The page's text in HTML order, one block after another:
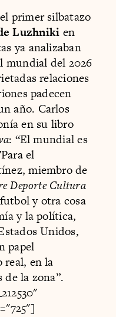
primer silbatazo
Luzhniki en
ya analizaban
mundial del 2026
relaciones
padecen
año. Carlos
en su libro
: “El mundial es
el
miembro de
Deporte Cultura
y otra cosa
y la política,
Unidos,
papel
real, en la
la zona”.